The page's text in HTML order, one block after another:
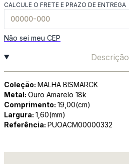
CALCULE O FRETE E PRAZO DE ENTREGA
Não sei meu CEP
Descrição
Coleção: MALHA BISMARCK
Metal: Ouro Amarelo 18k
Comprimento: 19,00(cm)
Largura: 1,60(mm)
Referência: PUOACM00000332